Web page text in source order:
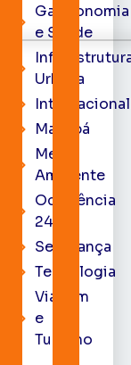
Gastronomia
e Saúde
Urbana
Internacional
Macapá
Meio
Ambiente
Ocorrência
24h
Segurança
Tecnologia
Viagem
e
Turismo